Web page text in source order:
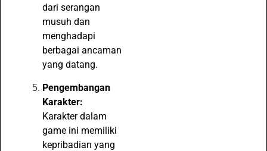
dari serangan
musuh dan
menghadapi
berbagai ancaman
yang datang.
Pengembangan
Karakter:
Karakter dalam
game ini memiliki
kepribadian yang